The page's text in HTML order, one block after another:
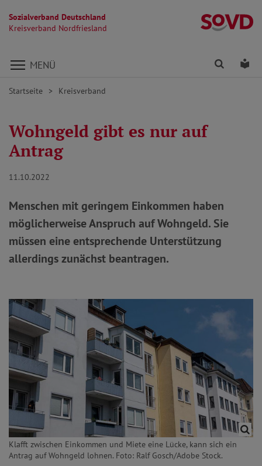
Sozialverband Deutschland
Kreisverband Nordfriesland
Direkt zu den Inhalten springen
MENÜ Finden
Startseite Kreisverband
Wohngeld gibt es nur auf
Antrag
11.10.2022
Menschen mit geringem Einkommen haben
möglicherweise Anspruch auf Wohngeld. Sie
müssen eine entsprechende Unterstützung
allerdings zunächst beantragen.
Klafft zwischen Einkommen und Miete eine Lücke, kann sich ein
Antrag auf Wohngeld lohnen. Foto: Ralf Gosch/Adobe Stock.